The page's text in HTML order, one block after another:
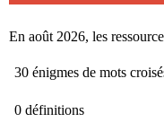
En août 2026, les
30 énigmes de mots
0 définitions